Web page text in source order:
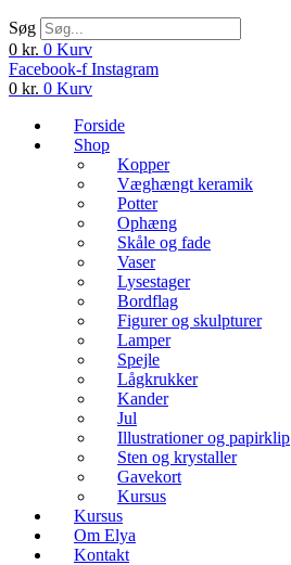
Søg
0 kr. 0 Kurv
Facebook-f Instagram
0 kr. 0 Kurv
Forside
Shop
Kopper
Væghængt keramik
Potter
Ophæng
Skåle og fade
Vaser
Lysestager
Bordflag
Figurer og skulpturer
Lamper
Spejle
Lågkrukker
Kander
Jul
Illustrationer og papirklip
Sten og krystaller
Gavekort
Kursus
Kursus
Om Elya
Kontakt